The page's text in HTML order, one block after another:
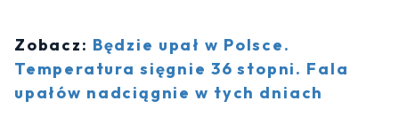
Zobacz: Będzie upał w Polsce.
Temperatura sięgnie 36 stopni. Fala
upałów nadciągnie w tych dniach